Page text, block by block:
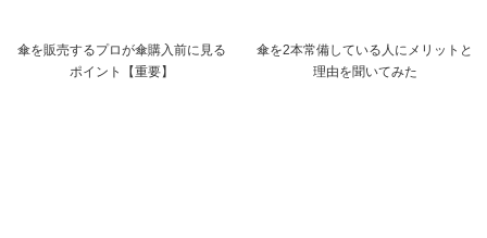
傘を販売するプロが傘購入前に見る
ポイント【重要】
傘を2本常備している人にメリットと
理由を聞いてみた